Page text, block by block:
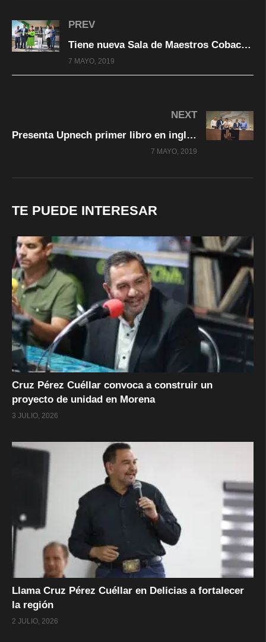
PREV
Tiene nueva Sala de Maestros Cobach 12 de Parral
7 MAYO, 2019
NEXT
Presenta Upnech primer libro en inglés sobre indígenas de Norteamérica
7 MAYO, 2019
TE PUEDE INTERESAR
Cruz Pérez Cuéllar convoca a construir un
proyecto de unidad en Morena
3 JULIO, 2026
Llama Cruz Pérez Cuéllar en Delicias a fortalecer
la región
2 JULIO, 2026